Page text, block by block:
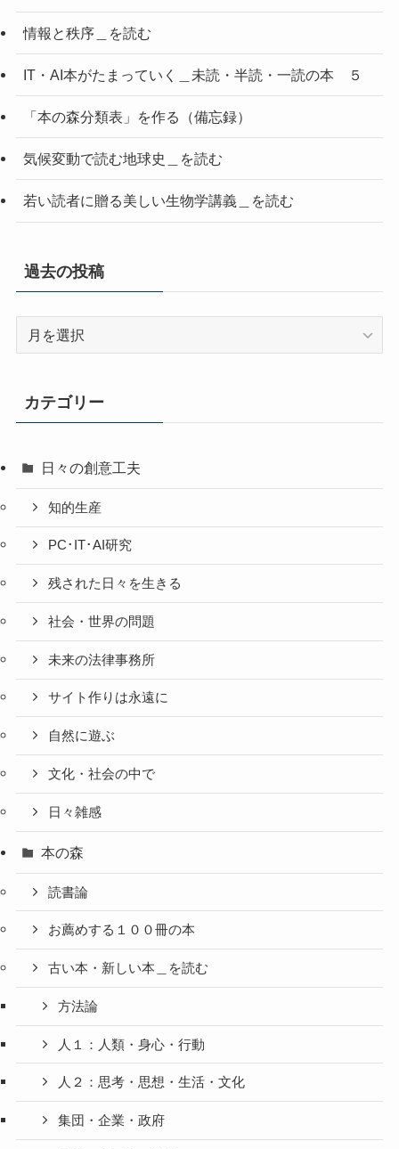
情報と秩序＿を読む
IT・AI本がたまっていく＿未読・半読・一読の本 ５
「本の森分類表」を作る（備忘録）
気候変動で読む地球史＿を読む
若い読者に贈る美しい生物学講義＿を読む
過去の投稿
稿
カテゴリー
日々の創意工夫
知的生産
PC･IT･AI研究
残された日々を生きる
社会・世界の問題
未来の法律事務所
サイト作りは永遠に
自然に遊ぶ
文化・社会の中で
日々雑感
本の森
読書論
お薦めする１００冊の本
古い本・新しい本＿を読む
方法論
人１：人類・身心・行動
人２：思考・思想・生活・文化
集団・企業・政府